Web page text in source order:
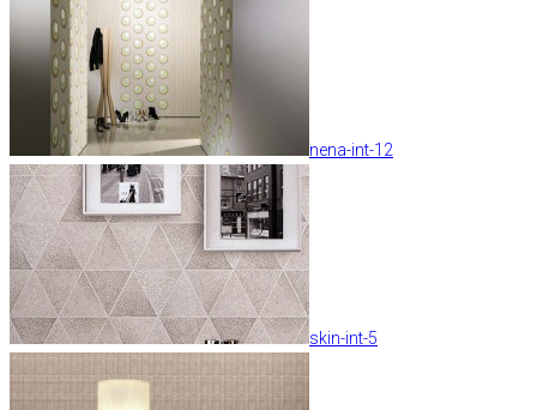
nena-int-12
skin-int-5